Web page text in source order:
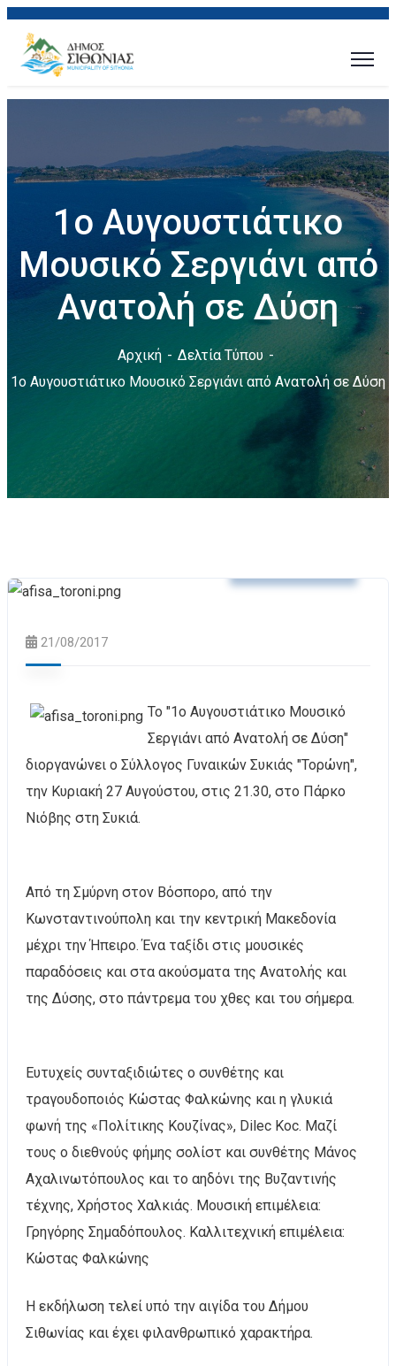
1ο Αυγουστιάτικο
Μουσικό Σεργιάνι από
Ανατολή σε Δύση
Αρχική
Δελτία Τύπου
1ο Αυγουστιάτικο Μουσικό Σεργιάνι από Ανατολή σε Δύση
21/08/2017
Το "1ο Αυγουστιάτικο Μουσικό
Σεργιάνι από Ανατολή σε Δύση"
διοργανώνει ο Σύλλογος Γυναικών Συκιάς "Τορώνη",
την Κυριακή 27 Αυγούστου, στις 21.30, στο Πάρκο
Νιόβης στη Συκιά.
Από τη Σμύρνη στον Βόσπορο, από την
Κωνσταντινούπολη και την κεντρική Μακεδονία
μέχρι την Ήπειρο. Ένα ταξίδι στις μουσικές
παραδόσεις και στα ακούσματα της Ανατολής και
της Δύσης, στο πάντρεμα του χθες και του σήμερα.
Ευτυχείς συνταξιδιώτες ο συνθέτης και
τραγουδοποιός Κώστας Φαλκώνης και η γλυκιά
φωνή της «Πολίτικης Κουζίνας», Dilec Koc. Μαζί
τους ο διεθνούς φήμης σολίστ και συνθέτης Μάνος
Αχαλινωτόπουλος και το αηδόνι της Βυζαντινής
τέχνης, Χρήστος Χαλκιάς. Μουσική επιμέλεια:
Γρηγόρης Σημαδόπουλος. Καλλιτεχνική επιμέλεια:
Κώστας Φαλκώνης
Η εκδήλωση τελεί υπό την αιγίδα του Δήμου
Σιθωνίας και έχει φιλανθρωπικό χαρακτήρα.